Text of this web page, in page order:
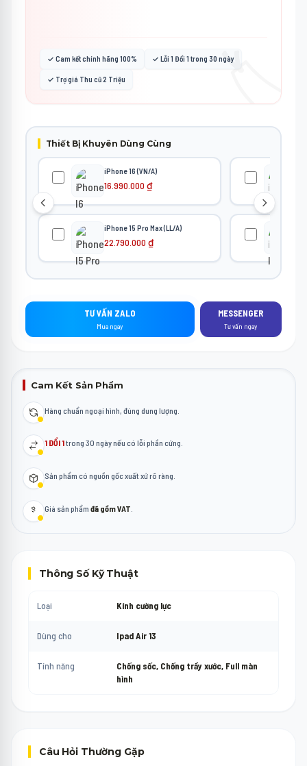
🏷️
✓ Cam kết chính hãng 100% ✓ Lỗi 1 Đổi 1 trong 30 ngày
✓ Trợ giá Thu cũ 2 Triệu
Thiết Bị Khuyên Dùng Cùng
iPhone 16 (VN/A)
16.990.000 ₫
iPhone 15 Pro Max (LL/A)
22.790.000 ₫
TƯ VẤN ZALO
Mua ngay
MESSENGER
Tư vấn ngay
Cam Kết Sản Phẩm
Hàng chuẩn ngoại hình, đúng dung lượng.
1 ĐỔI 1trong 30 ngày nếu có lỗi phần cứng.
Sản phẩm có nguồn gốc xuất xứ rõ ràng.
Giá sản phẩm đã gồm VAT
Thông Số Kỹ Thuật
Loại Kính cường lực
Dùng cho Ipad Air 13
Tính năng
Chống sốc, Chống trầy xước, Full màn
hình
Câu Hỏi Thường Gặp